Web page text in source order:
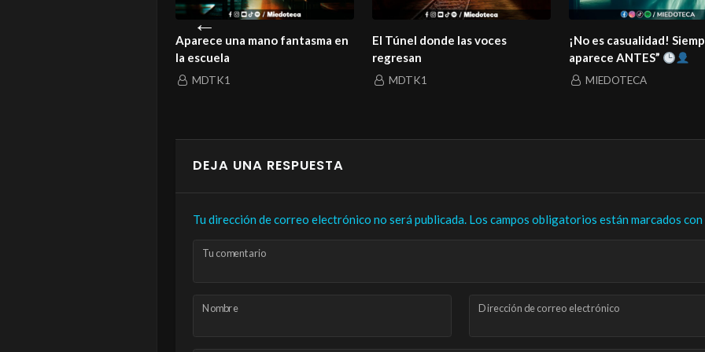
Aparece una mano fantasma en
la escuela
MDTK1
El Túnel donde las voces
regresan
MDTK1
¡No es casualidad!
aparece ANTES”
MIEDOTECA
DEJA UNA RESPUESTA
Tu dirección de correo electrónico no será publicada. Los campos obligatorios están marcados con
Tu comentario
Nombre Dirección de correo electrónico